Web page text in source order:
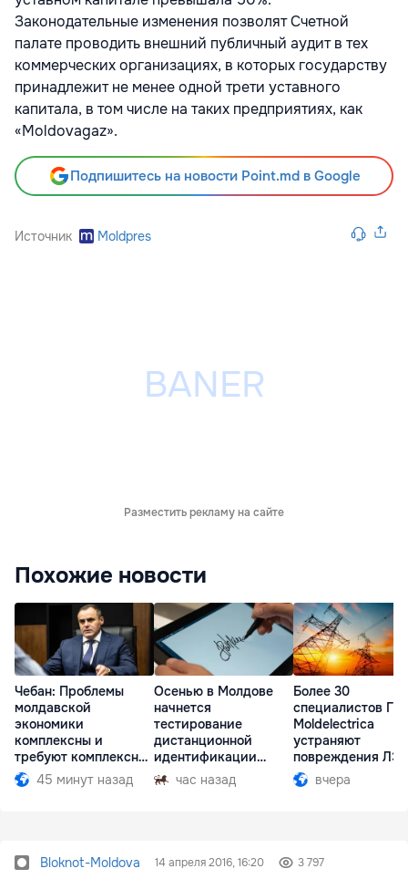
Законодательные изменения позволят Счетной
палате проводить внешний публичный аудит в тех
коммерческих организациях, в которых государству
принадлежит не менее одной трети уставного
капитала, в том числе на таких предприятиях, как
«Moldovagaz».
Подпишитесь на новости Point.md в Google
Источник Moldpres
Разместить рекламу на сайте
Похожие новости
Чебан: Проблемы
молдавской
экономики
комплексны и
требуют комплексных
решений
45 минут назад
Осенью в Молдове
начнется
тестирование
дистанционной
идентификации
граждан
час назад
Более 30
специалистов ГП
Moldelectrica
устраняют
повреждения
Бельцы-
вчера
Bloknot-Moldova 14 апреля 2016, 16:20 3 797